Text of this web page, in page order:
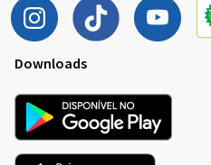
Downloads